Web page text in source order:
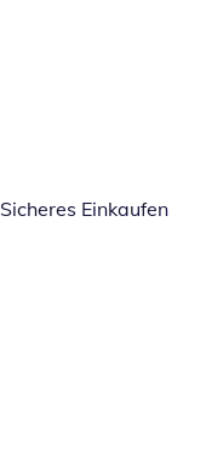
Sicheres Einkaufen